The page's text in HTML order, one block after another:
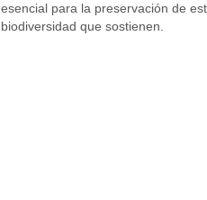
esencial para la preservación de
biodiversidad que sostienen.